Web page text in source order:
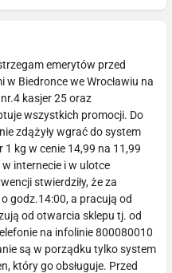
emerytów przed
Biedronce we Wrocławiu na
kasjer 25 oraz
wszystkich promocji. Do
zdążyły wgrać do system
kg w cenie 14,99 na 11,99
internecie i w ulotce
stwierdziły, że za
godz.14:00, a pracują od
od otwarcia sklepu tj. od
na infolinie 800080010
są w porządku tylko system
który go obsługuje. Przed